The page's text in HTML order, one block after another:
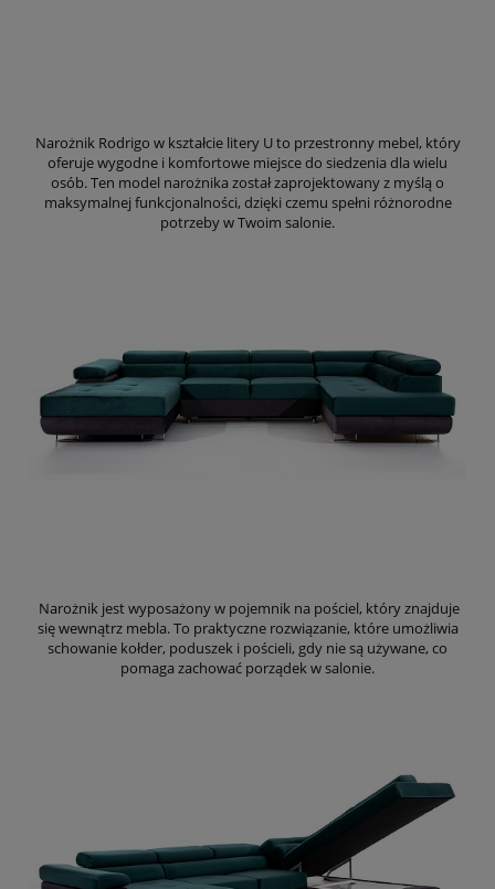
Narożnik Rodrigo w kształcie litery U to przestronny mebel, który
oferuje wygodne i komfortowe miejsce do siedzenia dla wielu
osób. Ten model narożnika został zaprojektowany z myślą o
maksymalnej funkcjonalności, dzięki czemu spełni różnorodne
potrzeby w Twoim salonie.
Narożnik jest wyposażony w pojemnik na pościel, który znajduje
się wewnątrz mebla. To praktyczne rozwiązanie, które umożliwia
schowanie kołder, poduszek i pościeli, gdy nie są używane, co
pomaga zachować porządek w salonie.